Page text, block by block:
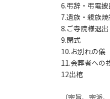
6.弔辞・弔電
7.遺族・親族焼
8.ご寺院様退出
9.閉式
10.お別れの儀
11.会葬者への
12出棺
（宗旨、宗派